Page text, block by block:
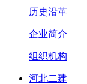
历史沿革
企业简介
组织机构
河北二建